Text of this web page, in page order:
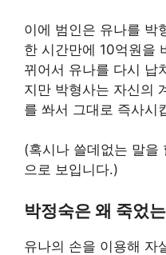
이에 범인은 유나를 박
한 시간만에 10억원을
뀌어서 유나를 다시 납
지만 박형사는 자신의
를 쏴서 그대로 즉사시
(혹시나 쓸데없는 말을
으로 보입니다.)
박정숙은 왜 죽었
유나의 손을 이용해 자